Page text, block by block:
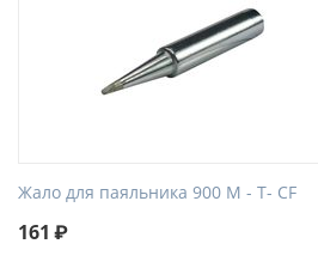
Жало для паяльника 900 М - Т- CF
161 ₽